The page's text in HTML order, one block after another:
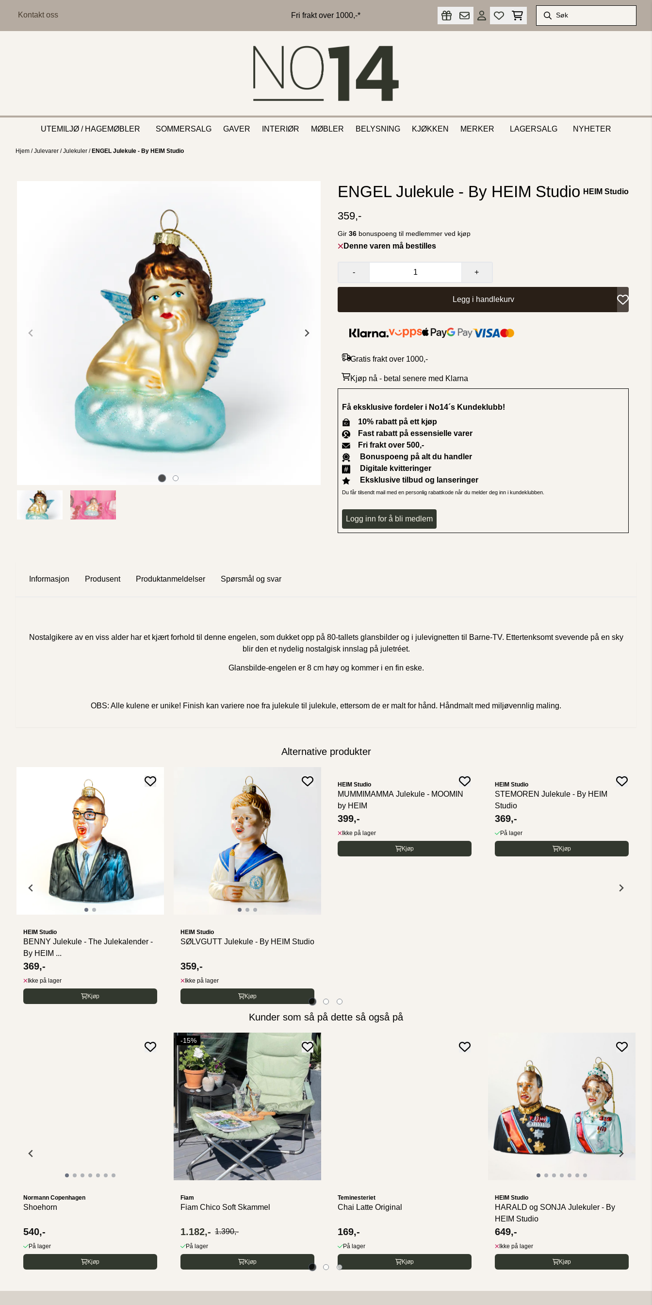
Kontakt oss Fri frakt over 1000,-*
UTEMILJØ / HAGEMØBLER SOMMERSALG GAVER INTERIØR MØBLER BELYSNING KJØKKEN MERKER LAGERSALG NYHETER
Hjem /Julevarer /Julekuler / ENGEL Julekule - By HEIM Studio
ENGEL Julekule - By HEIM Studio HEIM Studio
359,-
Gir 36 bonuspoeng til medlemmer ved kjøp
Denne varen må bestilles
- +
Legg i handlekurv
Gratis frakt over 1000,-
Kjøp nå - betal senere med Klarna
Få eksklusive fordeler i No14´s Kundeklubb!
10% rabatt på ett kjøp
Fast rabatt på essensielle varer
Fri frakt over 500,-
Bonuspoeng på alt du handler
Digitale kvitteringer
Eksklusive tilbud og lanseringer
Du får tilsendt mail med en personlig rabattkode når du melder deg inn i kundeklubben.
Logg inn for å bli medlem
Informasjon Produsent Produktanmeldelser Spørsmål og svar
Nostalgikere av en viss alder har et kjært forhold til denne engelen, som dukket opp på 80-tallets glansbilder og i julevignetten til Barne-TV. Ettertenksomt svevende på en sky
blir den et nydelig nostalgisk innslag på juletréet.
Glansbilde-engelen er 8 cm høy og kommer i en fin eske.
OBS: Alle kulene er unike! Finish kan variere noe fra julekule til julekule, ettersom de er malt for hånd. Håndmalt med miljøvennlig maling.
Alternative produkter
HEIM Studio
BENNY Julekule - The Julekalender -
By HEIM ...
369,-
Ikke på lager
Kjøp
HEIM Studio
SØLVGUTT Julekule - By HEIM Studio
359,-
Ikke på lager
Kjøp
Kunder som så på dette så også på
Normann Copenhagen
Shoehorn
540,-
På lager
Kjøp
-15%
Fiam
Fiam Chico Soft Skammel
1.182,- 1.390,-
På lager
Kjøp
Teminesteriet
Chai Latte Original
169,-
På lager
Kjøp
HEIM Studio
HARALD og SONJA Julekuler - By
HEIM Studio
649,-
Ikke på lager
Kjøp